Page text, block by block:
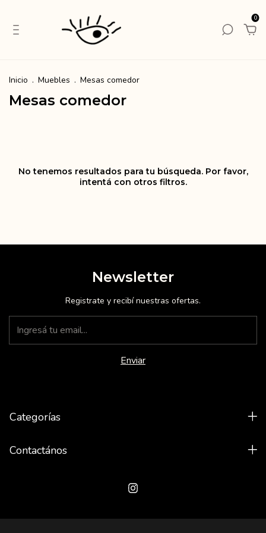
0
Inicio . Muebles . Mesas comedor
Mesas comedor
No tenemos resultados para tu búsqueda. Por favor,
intentá con otros filtros.
Newsletter
Registrate y recibí nuestras ofertas.
Categorías
Contactános